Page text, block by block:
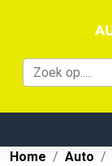
Home
Auto